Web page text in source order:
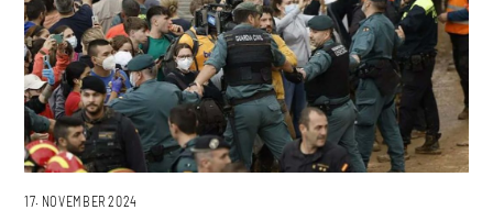
17. NOVEMBER 2024